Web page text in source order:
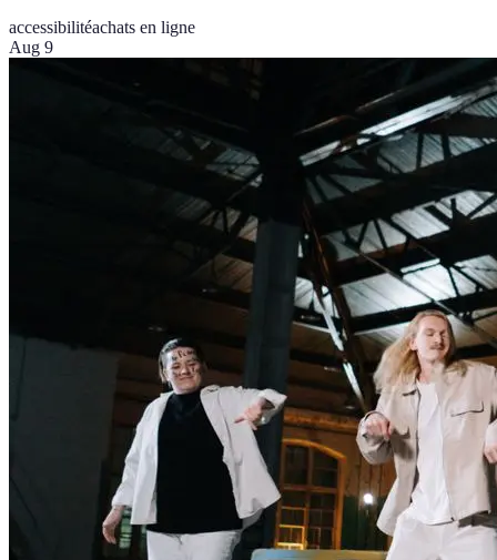
accessibilitéachats en ligne
Aug 9